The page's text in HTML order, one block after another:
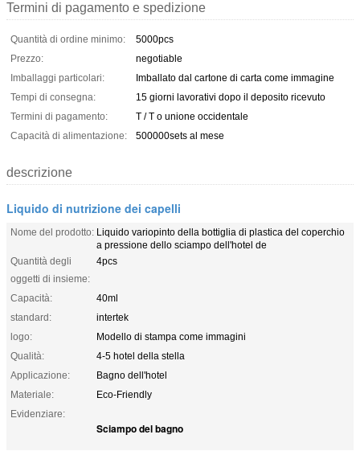
Termini di pagamento e spedizione
Quantità di ordine minimo:
5000pcs
Prezzo:
negotiable
Imballaggi particolari:
Imballato dal cartone di carta come immagine
Tempi di consegna:
15 giorni lavorativi dopo il deposito ricevuto
Termini di pagamento:
T / T o unione occidentale
Capacità di alimentazione:
500000sets al mese
descrizione
Liquido di nutrizione dei capelli
Nome del prodotto: Liquido variopinto della bottiglia di plastica del coperchio
a pressione dello sciampo dell'hotel de
Quantità degli
oggetti di insieme:
4pcs
Capacità:
40ml
standard:
intertek
logo:
Modello di stampa come immagini
Qualità:
4-5 hotel della stella
Applicazione:
Bagno dell'hotel
Materiale:
Eco-Friendly
Evidenziare:
Sciampo del bagno